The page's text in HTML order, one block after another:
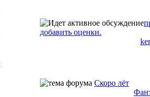
добавить оценки.
Скоро лёт